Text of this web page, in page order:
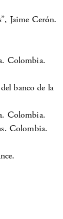
Jaime Cerón.
Colombia.
banco de la
Colombia.
Colombia.